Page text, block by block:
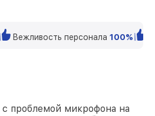
Вежливость персонала 100%
проблемой микрофона на